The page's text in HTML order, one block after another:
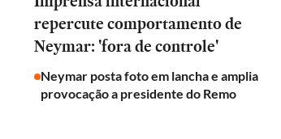
repercute comportamento de
Neymar: 'fora de controle'
Neymar posta foto em lancha e amplia
provocação a presidente do Remo